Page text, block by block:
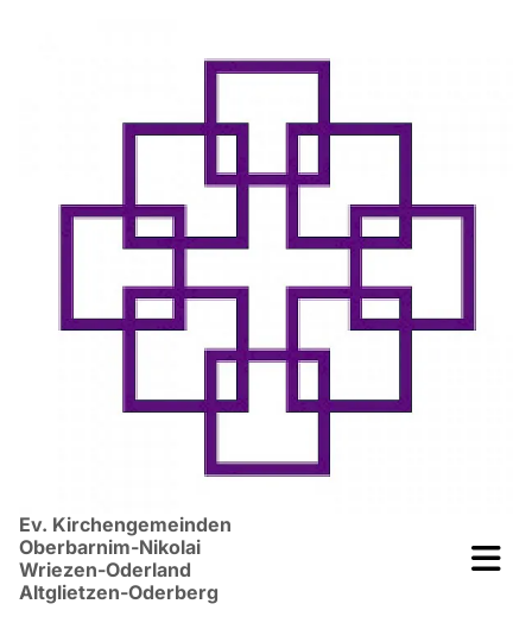
Ev. Kirchengemeinden
Oberbarnim-Nikolai
Wriezen-Oderland
Altglietzen-Oderberg